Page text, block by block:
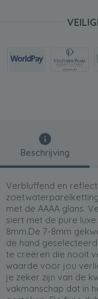
Beschrijving
Verbluffend en
met de AAAA glans.
siert met de pure
8mm.De 7-8mm
de hand
te creëren die nooit
waarde voor jou
je zeker zijn van de
vakmanschap dat in